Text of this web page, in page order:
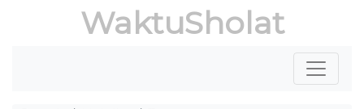
WaktuSholat